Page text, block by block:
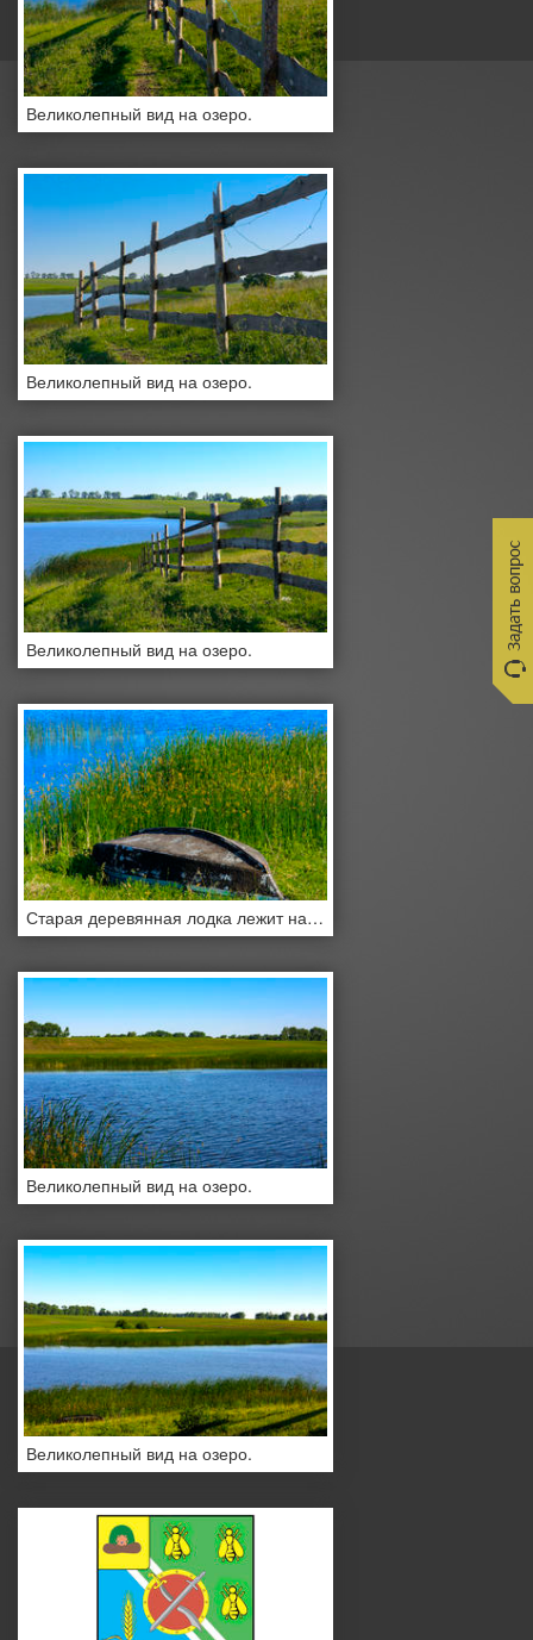
Великолепный вид на озеро.
Великолепный вид на озеро.
Великолепный вид на озеро.
Старая деревянная лодка лежит на берегу красивого озера
Великолепный вид на озеро.
Великолепный вид на озеро.